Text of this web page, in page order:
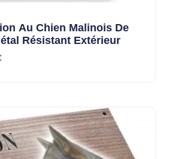
Au Chien Malinois De
Résistant Extérieur